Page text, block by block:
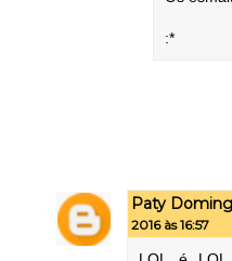
:*
Paty
2016 às 16:57